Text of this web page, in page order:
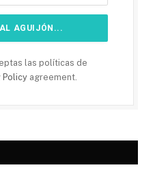
las políticas de
Policy agreement.